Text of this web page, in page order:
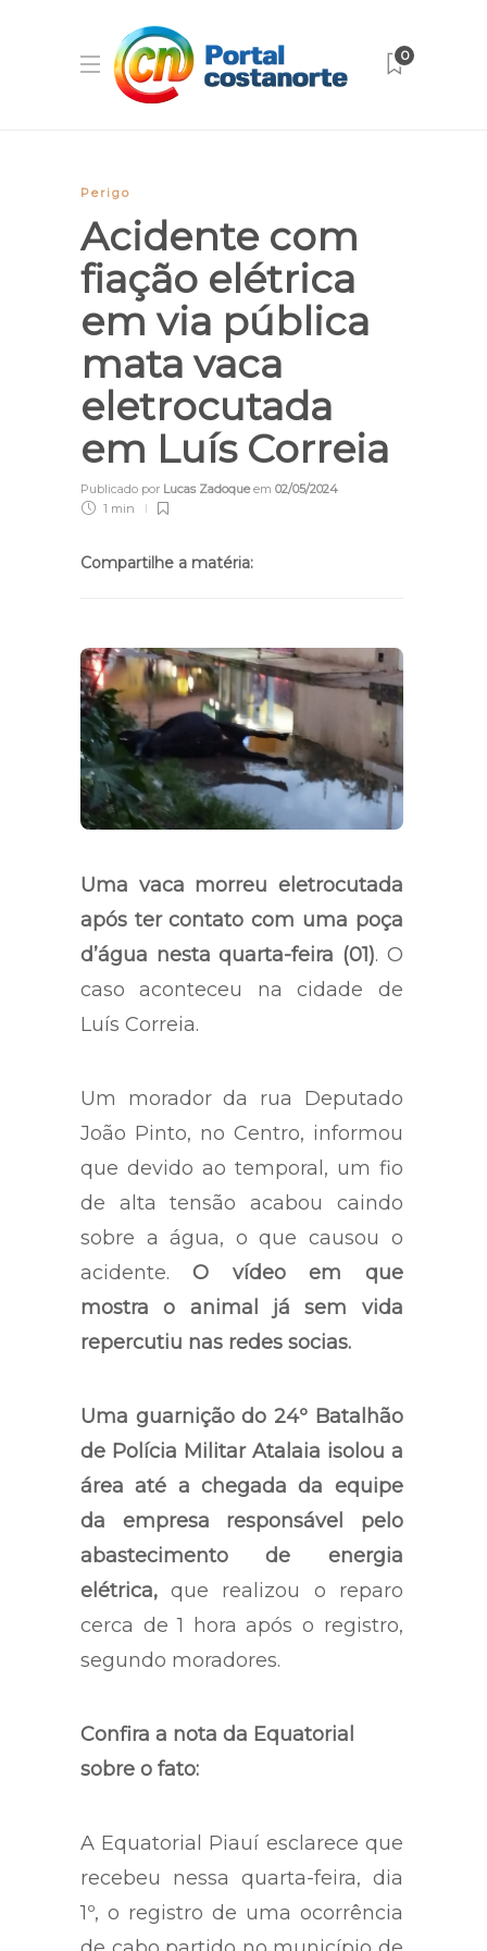
0
Perigo
Acidente com
fiação elétrica
em via pública
mata vaca
eletrocutada
em Luís Correia
Publicado por Lucas Zadoqueem 02/05/2024
1 min
Compartilhe a matéria:
Uma vaca morreu eletrocutada
após ter contato com uma poça
d’água nesta quarta-feira (01). O
caso aconteceu na cidade de
Luís Correia.
Um morador da rua Deputado
João Pinto, no Centro, informou
que devido ao temporal, um fio
de alta tensão acabou caindo
sobre a água, o que causou o
acidente.O vídeo em que
mostra o animal já sem vida
repercutiu nas redes socias.
Uma guarnição do 24º Batalhão
de Polícia Militar Atalaia isolou a
área até a chegada da equipe
da empresa responsável pelo
abastecimento de energia
elétrica, que realizou o reparo
cerca de 1 hora após o registro,
segundo moradores.
Confira a nota da Equatorial
sobre o fato:
A Equatorial Piauí esclarece que
recebeu nessa quarta-feira, dia
1º, o registro de uma ocorrência